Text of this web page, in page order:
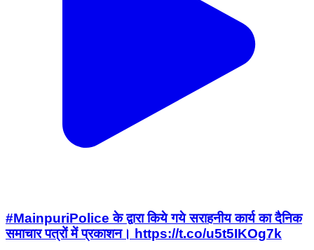
#MainpuriPolice के द्वारा किये गये सराहनीय कार्य का दैनिक
समाचार पत्रों में प्रकाशन। https://t.co/u5t5IKOg7k